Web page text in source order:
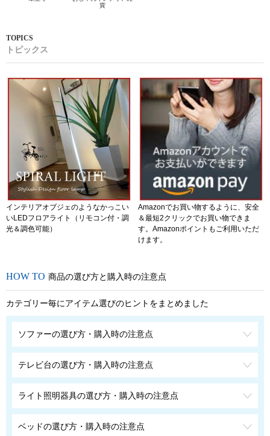
貨
トピックス
インテリアオブジェのようなかっこい
いLEDフロアライト（リモコン付・調
光＆調色可能）
Amazonでお買い物するように、安全
＆最短2クリックでお買い物できま
す。Amazonポイントもご利用いただ
けます。
商品の選び方と購入時の注意点
カテゴリー毎にアイテム選びのヒントをまとめました
ソファーの選び方・購入時の注意点
テレビ台の選び方・購入時の注意点
ライト照明器具の選び方・購入時の注意点
ベッドの選び方・購入時の注意点